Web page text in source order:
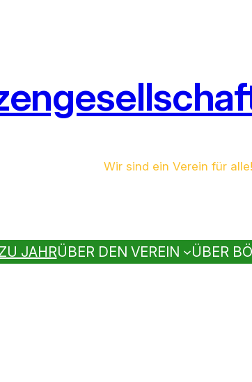
Wir sind ein Verein für alle!
JAHRÜBER DEN VEREIN ÜBER